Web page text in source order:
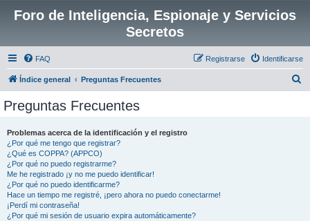
Foro de Inteligencia, Espionaje y Servicios
Secretos
FAQ Identificarse
Registrarse
Índice general Preguntas Frecuentes
Preguntas Frecuentes
Problemas acerca de la identificación y el registro
¿Por qué me tengo que registrar?
¿Qué es COPPA? (APPCO)
¿Por qué no puedo registrarme?
Me he registrado ¡y no me puedo identificar!
¿Por qué no puedo identificarme?
Hace un tiempo me registré, ¡pero ahora no puedo conectarme!
¡Perdí mi contraseña!
¿Por qué mi sesión de usuario expira automáticamente?